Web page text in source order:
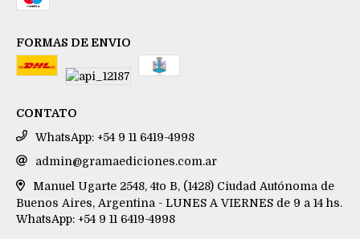
FORMAS DE ENVIO
CONTATO
WhatsApp: +54 9 11 6419-4998
admin@gramaediciones.com.ar
Manuel Ugarte 2548, 4to B, (1428) Ciudad Autónoma de
Buenos Aires, Argentina - LUNES A VIERNES de 9 a 14 hs.
WhatsApp: +54 9 11 6419-4998